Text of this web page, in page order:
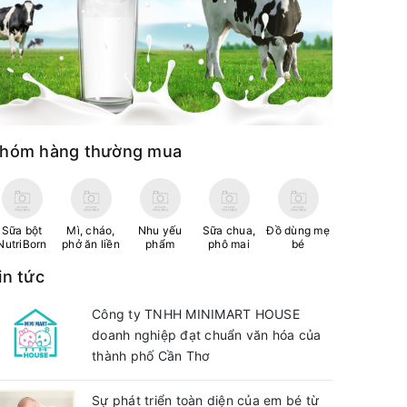
hàng thường mua
Sữa bột
Mì, cháo,
phở ăn liền
Nhu yếu
phẩm
Sữa chua,
phô mai
Đồ dùng mẹ
bé
tức
Công ty TNHH MINIMART HOUSE
doanh nghiệp đạt chuẩn văn hóa của
thành phố Cần Thơ
Sự phát triển toàn diện của em bé từ